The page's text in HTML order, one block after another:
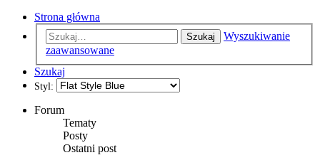
Strona główna
Szukaj
Wyszukiwanie
zaawansowane
Szukaj
Styl:
Forum
Tematy
Posty
Ostatni post